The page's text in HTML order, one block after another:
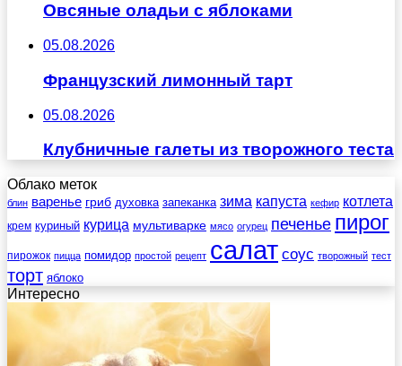
Овсяные оладьи с яблоками
05.08.2026
Французский лимонный тарт
05.08.2026
Клубничные галеты из творожного теста
Облако меток
блин варенье гриб духовка запеканка зима капуста кефир котлета
крем куриный курица мультиварке мясо огурец печенье пирог
пирожок пицца помидор простой рецепт салат соус творожный тест
торт яблоко
Интересно